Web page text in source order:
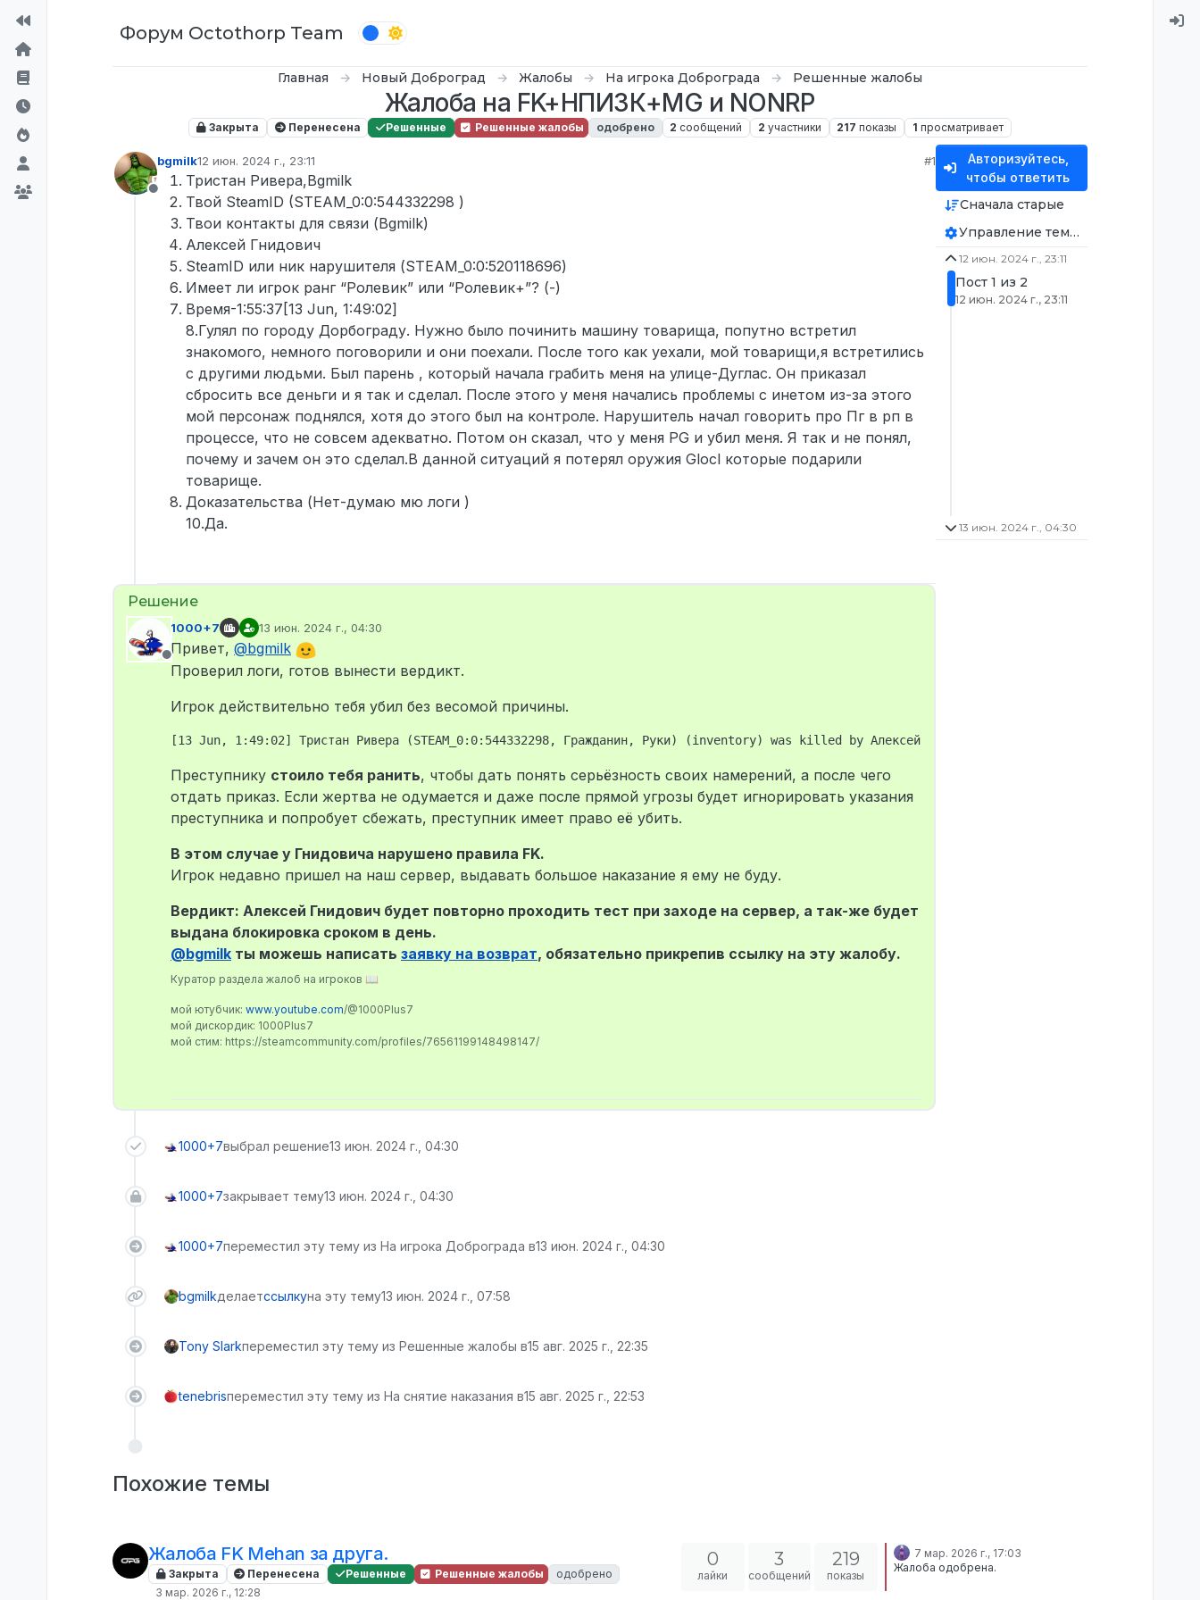
Форум Octothorp Team
Главная Новый Доброград Жалобы На игрока Доброграда Решенные жалобы
Жалоба на FK+НПИЗК+MG и NONRP
Закрыта Перенесена Решенные Решенные жалобы одобрено 2 сообщений 2 участники 217 показы 1 просматривает
Не в сети
bgmilk12 июн. 2024 г., 23:11
отредактировано
#1
Тристан Ривера,Bgmilk
Твой SteamID (STEAM_0:0:544332298 )
Твои контакты для связи (Bgmilk)
Алексей Гнидович
SteamID или ник нарушителя (STEAM_0:0:520118696)
Имеет ли игрок ранг “Ролевик” или “Ролевик+”? (-)
Время-1:55:37[13 Jun, 1:49:02]
8.Гулял по городу Дорбограду. Нужно было починить машину товарища, попутно встретил
знакомого, немного поговорили и они поехали. После того как уехали, мой товарищи,я встретились
с другими людьми. Был парень , который начала грабить меня на улице-Дуглас. Он приказал
сбросить все деньги и я так и сделал. После этого у меня начались проблемы с инетом из-за этого
мой персонаж поднялся, хотя до этого был на контроле. Нарушитель начал говорить про Пг в рп в
процессе, что не совсем адекватно. Потом он сказал, что у меня PG и убил меня. Я так и не понял,
почему и зачем он это сделал.В данной ситуаций я потерял оружия Glocl которые подарили
товарище.
Доказательства (Нет-думаю мю логи )
10.Да.
Не в сети
1000+7 13 июн. 2024 г., 04:30
отредактировано
Привет, @bgmilk
Проверил логи, готов вынести вердикт.
Игрок действительно тебя убил без весомой причины.
Преступнику стоило тебя ранить, чтобы дать понять серьёзность своих намерений, а после чего
отдать приказ. Если жертва не одумается и даже после прямой угрозы будет игнорировать указания
преступника и попробует сбежать, преступник имеет право её убить.
В этом случае у Гнидовича нарушено правила FK.
Игрок недавно пришел на наш сервер, выдавать большое наказание я ему не буду.
Вердикт: Алексей Гнидович будет повторно проходить тест при заходе на сервер, а так-же будет
выдана блокировка сроком в день.
@bgmilk ты можешь написать заявку на возврат, обязательно прикрепив ссылку на эту жалобу.
Куратор раздела жалоб на игроков 📖
мой ютубчик: www.youtube.com/@1000Plus7
мой дискордик: 1000Plus7
мой стим: https://steamcommunity.com/profiles/76561199148498147/
1000+7выбрал решение13 июн. 2024 г., 04:30
1000+7закрывает тему13 июн. 2024 г., 04:30
1000+7переместил эту тему из На игрока Доброграда в13 июн. 2024 г., 04:30
bgmilkделаетссылкуна эту тему13 июн. 2024 г., 07:58
Tony Slarkпереместил эту тему из Решенные жалобы в15 авг. 2025 г., 22:35
tenebrisпереместил эту тему из На снятие наказания в15 авг. 2025 г., 22:53
Авторизуйтесь,
чтобы ответить
Сначала старые
Управление темой
12 июн. 2024 г., 23:11
Пост 1 из 2
12 июн. 2024 г., 23:11
13 июн. 2024 г., 04:30
Похожие темы
Жалоба FK Mehan за друга.
Закрыта Перенесена Решенные Решенные жалобы
одобрено
3 мар. 2026 г., 12:28
0
лайки
3
сообщений
219
показы
7 мар. 2026 г., 17:03
Жалоба одобрена.